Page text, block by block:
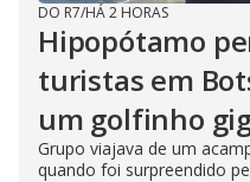
DO R7/HÁ 2 HORAS
Hipopótamo
turistas em
um golfinho
Grupo viajava de um
quando foi surpreendido